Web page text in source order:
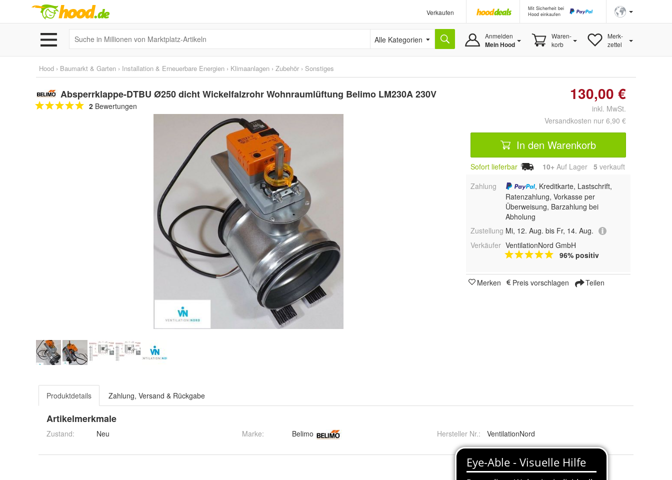
Verkaufen
Mit Sicherheit bei
Hood einkaufen
Alle Kategorien Anmelden
Mein Hood
Waren-
korb
Merk-
zettel
Hood › Baumarkt & Garten › Installation & Erneuerbare Energien › Klimaanlagen › Zubehör › Sonstiges
Absperrklappe-DTBU Ø250 dicht Wickelfalzrohr Wohnraumlüftung Belimo LM230A 230V
2 Bewertungen
130,00 €
inkl. MwSt.
Versandkosten nur 6,90 €
In den Warenkorb
Sofort lieferbar 10+ Auf Lager 5 verkauft
Zahlung
, Kreditkarte, Lastschrift,
Ratenzahlung, Vorkasse per
Überweisung, Barzahlung bei
Abholung
Zustellung Mi, 12. Aug. bis Fr, 14. Aug.
Verkäufer VentilationNord GmbH
96% positiv
Merken Preis vorschlagen Teilen
Produktdetails Zahlung, Versand & Rückgabe
Artikelmerkmale
Zustand: Neu Marke: Belimo Hersteller Nr.: VentilationNord